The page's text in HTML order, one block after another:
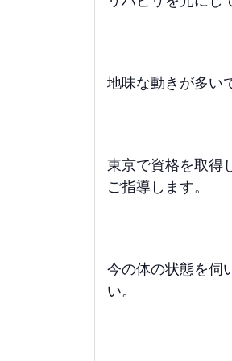
地味な動きが多い
東京で資格を取得
ご指導します。
今の体の状態を伺
い。